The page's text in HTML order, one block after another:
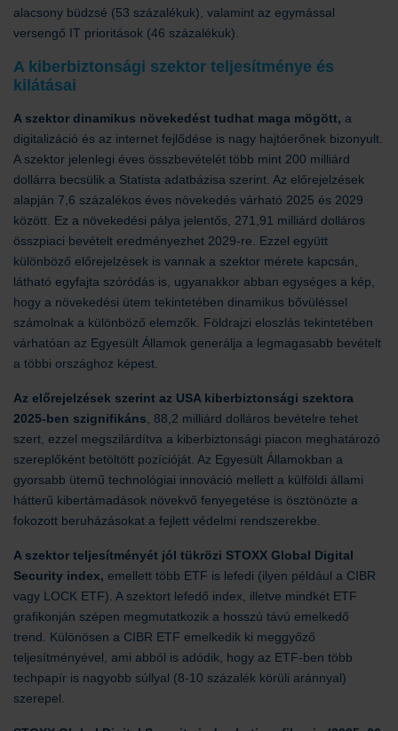
alacsony büdzsé (53 százalékuk), valamint az egymással
versengő IT prioritások (46 százalékuk).
A kiberbiztonsági szektor teljesítménye és
kilátásai
A szektor dinamikus növekedést tudhat maga mögött, a
digitalizáció és az internet fejlődése is nagy hajtóerőnek bizonyult.
A szektor jelenlegi éves összbevételét több mint 200 milliárd
dollárra becsülik a Statista adatbázisa szerint. Az előrejelzések
alapján 7,6 százalékos éves növekedés várható 2025 és 2029
között. Ez a növekedési pálya jelentős, 271,91 milliárd dolláros
összpiaci bevételt eredményezhet 2029-re. Ezzel együtt
különböző előrejelzések is vannak a szektor mérete kapcsán,
látható egyfajta szóródás is, ugyanakkor abban egységes a kép,
hogy a növekedési ütem tekintetében dinamikus bővüléssel
számolnak a különböző elemzők. Földrajzi eloszlás tekintetében
várhatóan az Egyesült Államok generálja a legmagasabb bevételt
a többi országhoz képest.
Az előrejelzések szerint az USA kiberbiztonsági szektora
2025-ben szignifikáns , 88,2 milliárd dolláros bevételre tehet
szert, ezzel megszilárdítva a kiberbiztonsági piacon meghatározó
szereplőként betöltött pozícióját. Az Egyesült Államokban a
gyorsabb ütemű technológiai innováció mellett a külföldi állami
hátterű kibertámadások növekvő fenyegetése is ösztönözte a
fokozott beruházásokat a fejlett védelmi rendszerekbe.
A szektor teljesítményét jól tükrözi STOXX Global Digital
Security index, emellett több ETF is lefedi (ilyen például a CIBR
vagy LOCK ETF). A szektort lefedő index, illetve mindkét ETF
grafikonján szépen megmutatkozik a hosszú távú emelkedő
trend. Különösen a CIBR ETF emelkedik ki meggyőző
teljesítményével, ami abból is adódik, hogy az ETF-ben több
techpapír is nagyobb súllyal (8-10 százalék körüli aránnyal)
szerepel.